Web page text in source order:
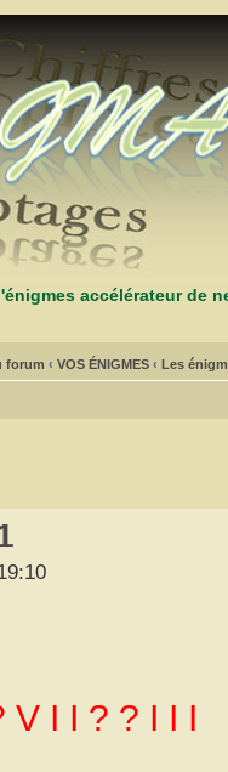
accélérateur de
forum ‹ VOS ÉNIGMES ‹ Les
V I I ? ? I I I